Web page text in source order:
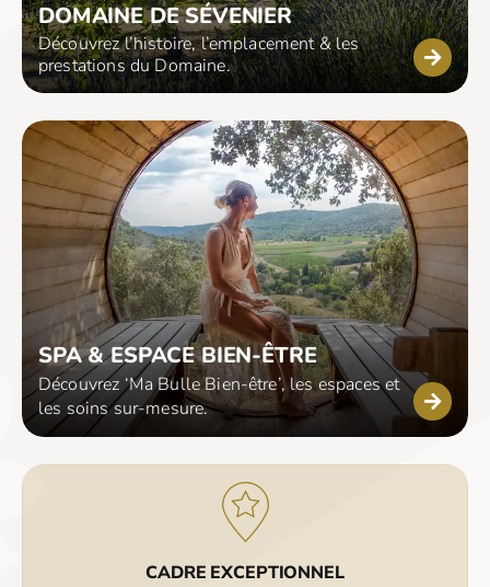
DOMAINE DE SÉVENIER
Découvrez l’histoire, l’emplacement & les
prestations du Domaine.
SPA & ESPACE BIEN-ÊTRE
Découvrez ‘Ma Bulle Bien-être’, les espaces et
les soins sur-mesure.
CADRE EXCEPTIONNEL